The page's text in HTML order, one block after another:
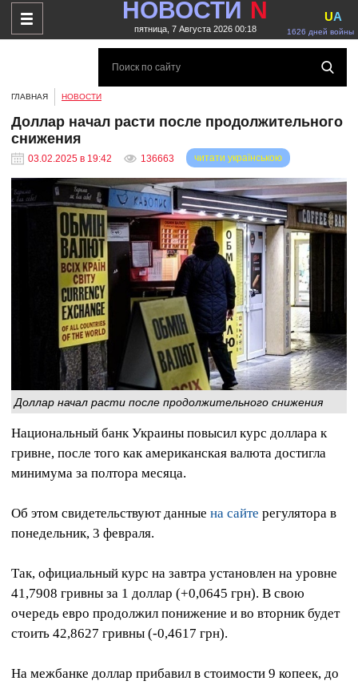
НОВОСТИ N
пятница, 7 Августа 2026 00:18 1626 дней войны
UA
ГЛАВНАЯ НОВОСТИ
Доллар начал расти после продолжительного
снижения
03.02.2025 в 19:42 136663 читати українською
Доллар начал расти после продолжительного снижения
Национальный банк Украины повысил курс доллара к
гривне, после того как американская валюта достигла
минимума за полтора месяца.
Об этом свидетельствуют данные на сайте регулятора в
понедельник, 3 февраля.
Так, официальный курс на завтра установлен на уровне
41,7908 гривны за 1 доллар (+0,0645 грн). В свою
очередь евро продолжил понижение и во вторник будет
стоить 42,8627 гривны (-0,4617 грн).
На межбанке доллар прибавил в стоимости 9 копеек, до